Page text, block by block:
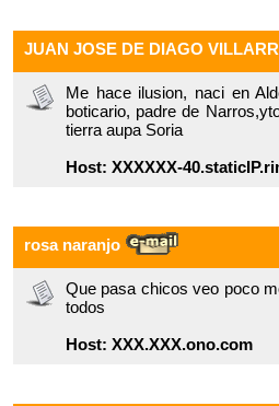
JUAN JOSE DE DIAGO
Me hace ilusion, naci en
boticario, padre de
tierra aupa Soria
Host: XXXXXX-
rosa naranjo
Que pasa chicos veo poco
todos
Host: XXX.XXX.ono.com